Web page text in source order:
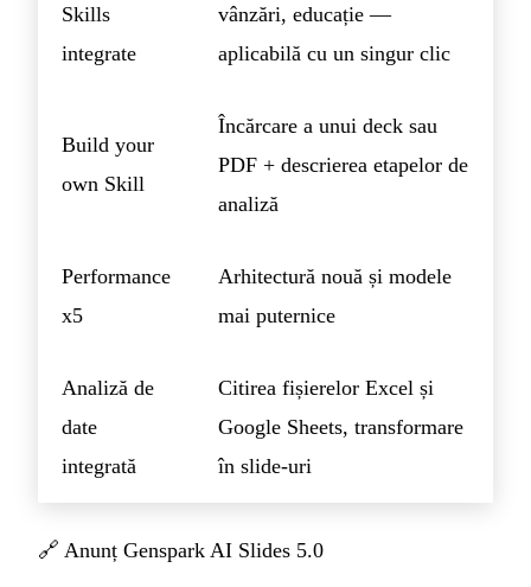
Skills
integrate
vânzări, educație —
aplicabilă cu un singur clic
Build your
own Skill
Încărcare a unui deck sau
PDF + descrierea etapelor de
analiză
Performance
x5
Arhitectură nouă și modele
mai puternice
Analiză de
date
integrată
Citirea fișierelor Excel și
Google Sheets, transformare
în slide-uri
🔗 Anunț Genspark AI Slides 5.0